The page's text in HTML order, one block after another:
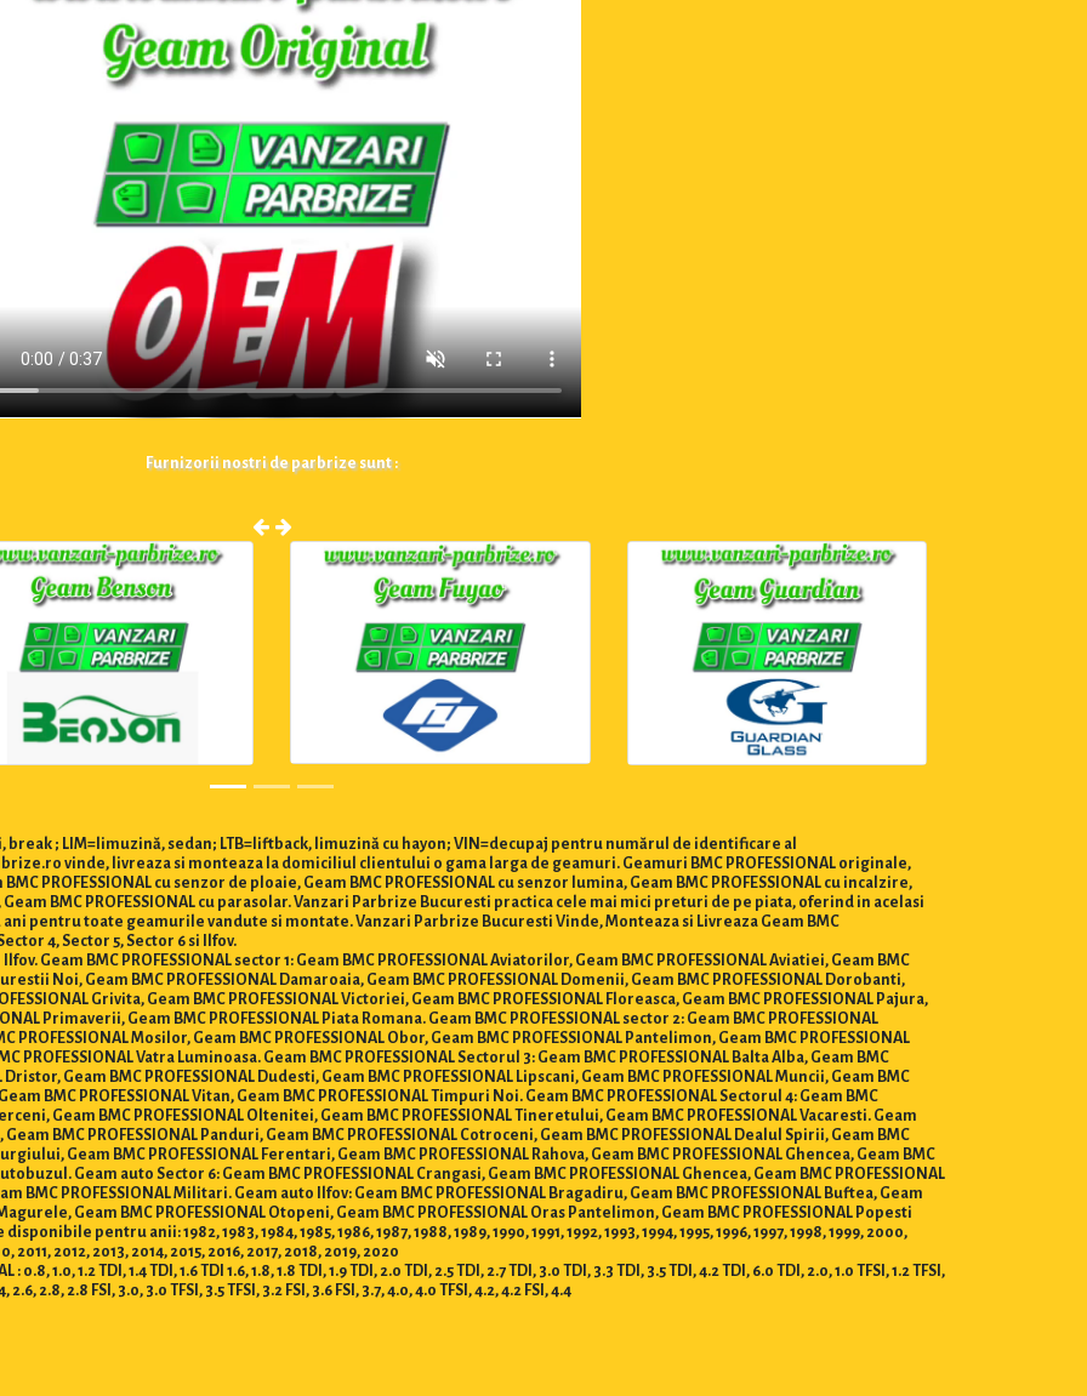
Furnizorii nostri de parbrize sunt :
break ; LIM=limuzină, sedan; LTB=liftback, limuzină cu hayon; VIN=decupaj pentru numărul de identificare al
vinde, livreaza si monteaza la domiciliul clientului o gama larga de geamuri. Geamuri BMC PROFESSIONAL originale,
PROFESSIONAL cu senzor de ploaie, Geam BMC PROFESSIONAL cu senzor lumina, Geam BMC PROFESSIONAL cu incalzire,
Geam BMC PROFESSIONAL cu parasolar. Vanzari Parbrize Bucuresti practica cele mai mici preturi de pe piata, oferind in acelasi
pentru toate geamurile vandute si montate. Vanzari Parbrize Bucuresti Vinde, Monteaza si Livreaza Geam BMC
4, Sector 5, Sector 6 si Ilfov.
BMC PROFESSIONAL sector 1: Geam BMC PROFESSIONAL Aviatorilor, Geam BMC PROFESSIONAL Aviatiei, Geam BMC
Noi, Geam BMC PROFESSIONAL Damaroaia, Geam BMC PROFESSIONAL Domenii, Geam BMC PROFESSIONAL Dorobanti,
Grivita, Geam BMC PROFESSIONAL Victoriei, Geam BMC PROFESSIONAL Floreasca, Geam BMC PROFESSIONAL Pajura,
Primaverii, Geam BMC PROFESSIONAL Piata Romana. Geam BMC PROFESSIONAL sector 2: Geam BMC PROFESSIONAL
Mosilor, Geam BMC PROFESSIONAL Obor, Geam BMC PROFESSIONAL Pantelimon, Geam BMC PROFESSIONAL
PROFESSIONAL Vatra Luminoasa. Geam BMC PROFESSIONAL Sectorul 3: Geam BMC PROFESSIONAL Balta Alba, Geam BMC
Geam BMC PROFESSIONAL Dudesti, Geam BMC PROFESSIONAL Lipscani, Geam BMC PROFESSIONAL Muncii, Geam BMC
BMC PROFESSIONAL Vitan, Geam BMC PROFESSIONAL Timpuri Noi. Geam BMC PROFESSIONAL Sectorul 4: Geam BMC
Geam BMC PROFESSIONAL Oltenitei, Geam BMC PROFESSIONAL Tineretului, Geam BMC PROFESSIONAL Vacaresti. Geam
BMC PROFESSIONAL Panduri, Geam BMC PROFESSIONAL Cotroceni, Geam BMC PROFESSIONAL Dealul Spirii, Geam BMC
Geam BMC PROFESSIONAL Ferentari, Geam BMC PROFESSIONAL Rahova, Geam BMC PROFESSIONAL Ghencea, Geam BMC
Geam auto Sector 6: Geam BMC PROFESSIONAL Crangasi, Geam BMC PROFESSIONAL Ghencea, Geam BMC PROFESSIONAL
BMC PROFESSIONAL Militari. Geam auto Ilfov: Geam BMC PROFESSIONAL Bragadiru, Geam BMC PROFESSIONAL Buftea, Geam
Geam BMC PROFESSIONAL Otopeni, Geam BMC PROFESSIONAL Oras Pantelimon, Geam BMC PROFESSIONAL Popesti
pentru anii: 1982, 1983, 1984, 1985, 1986, 1987, 1988, 1989, 1990, 1991, 1992, 1993, 1994, 1995, 1996, 1997, 1998, 1999, 2000,
2012, 2013, 2014, 2015, 2016, 2017, 2018, 2019, 2020
1.2 TDI, 1.4 TDI, 1.6 TDI 1.6, 1.8, 1.8 TDI, 1.9 TDI, 2.0 TDI, 2.5 TDI, 2.7 TDI, 3.0 TDI, 3.3 TDI, 3.5 TDI, 4.2 TDI, 6.0 TDI, 2.0, 1.0 TFSI, 1.2 TFSI,
2.6, 2.8, 2.8 FSI, 3.0, 3.0 TFSI, 3.5 TFSI, 3.2 FSI, 3.6 FSI, 3.7, 4.0, 4.0 TFSI, 4.2, 4.2 FSI, 4.4